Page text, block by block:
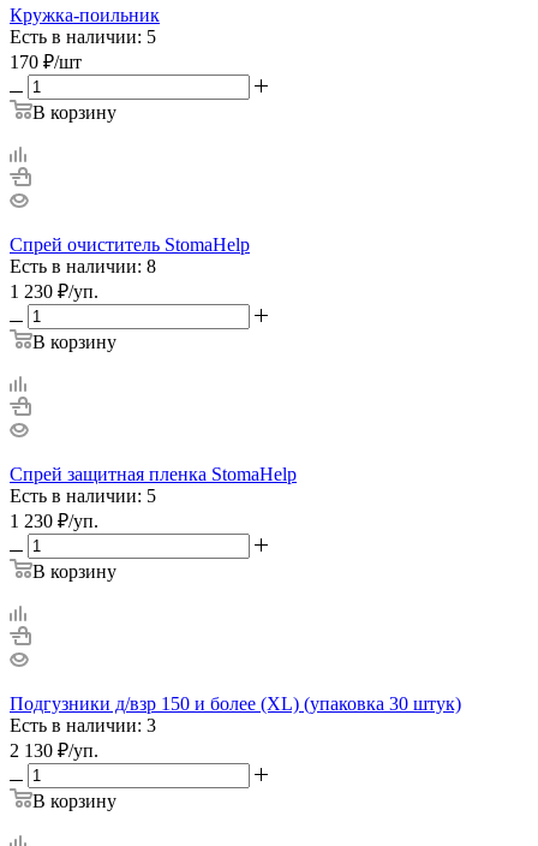
Кружка-поильник
Есть в наличии: 5
170 ₽/шт
В корзину
Спрей очиститель StomaHelp
Есть в наличии: 8
1 230 ₽/уп.
В корзину
Спрей защитная пленка StomaHelp
Есть в наличии: 5
1 230 ₽/уп.
В корзину
Подгузники д/взр 150 и более (ХL) (упаковка 30 штук)
Есть в наличии: 3
2 130 ₽/уп.
В корзину